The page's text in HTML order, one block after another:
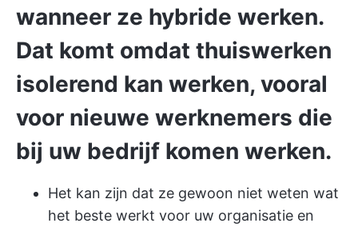
wanneer ze hybride werken.
Dat komt omdat thuiswerken
isolerend kan werken, vooral
voor nieuwe werknemers die
bij uw bedrijf komen werken.
Het kan zijn dat ze gewoon niet weten wat
het beste werkt voor uw organisatie en